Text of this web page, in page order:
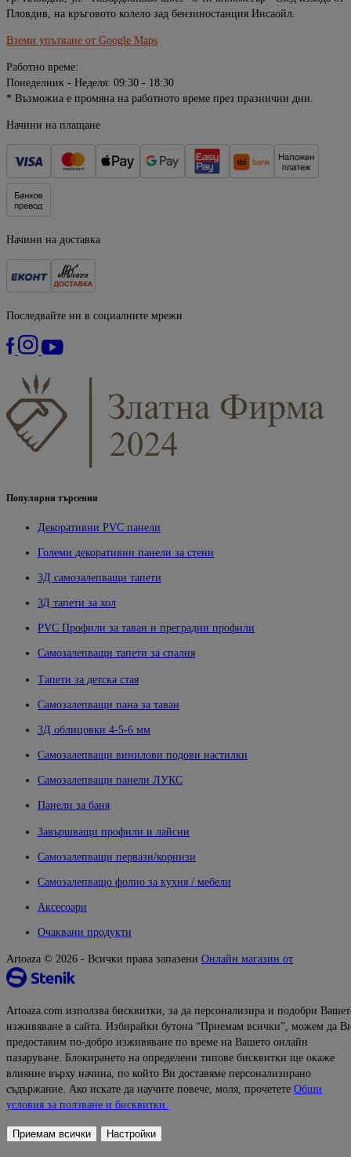
Пловдив, на кръговото колело зад бензиностанция Инсаойл.
Вземи упътване от Google Maps
Работно време:
Понеделник - Неделя: 09:30 - 18:30
* Възможна е промяна на работното време през празнични дни.
Начини на плащане
Начини на доставка
Последвайте ни в социалните мрежи
Популярни търсения
Декоративни PVC панели
Големи декоративни панели за стени
3Д самозалепващи тапети
ЗД тапети за хол
PVC Профили за таван и преградни профили
Самозалепващи тапети за спалня
Тапети за детска стая
Самозалепващи пана за таван
3Д облицовки 4-5-6 мм
Самозалепващи винилови подови настилки
Самозалепващи панели ЛУКС
Панели за баня
Завършващи профили и лайсни
Самозалепващи первази/корнизи
Самозалепващо фолио за кухня / мебели
Аксесоари
Очаквани продукти
Artoaza © 2026 - Всички права запазени Онлайн магазин от
Artoaza.com използва бисквитки, за да персонализира и подобри
изживяване в сайта. Избирайки бутона “Приемам всички”, можем да
предоставим по-добро изживяване по време на Вашето онлайн
пазаруване. Блокирането на определени типове бисквитки ще окаже
влияние върху начина, по който Ви доставяме персонализирано
съдържание. Ако искате да научите повече, моля, прочетете Общи
условия за ползване и бисквитки.
Приемам всички Настройки